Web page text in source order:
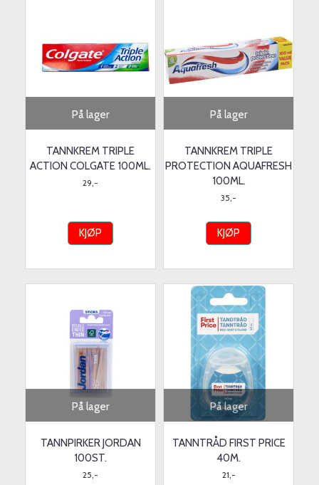
På lager
TANNKREM TRIPLE
ACTION COLGATE 100ML.
29,-
KJØP
På lager
TANNKREM TRIPLE
PROTECTION AQUAFRESH
100ML.
35,-
KJØP
På lager
TANNPIRKER JORDAN
100ST.
25,-
På lager
TANNTRÅD FIRST PRICE
40M.
21,-